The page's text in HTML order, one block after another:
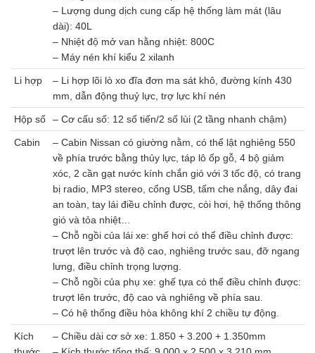
– Lượng dung dịch cung cấp hệ thống làm mát (lâu
dài): 40L
– Nhiệt độ mở van hằng nhiệt: 800C
– Máy nén khí kiểu 2 xilanh
Li hợp
– Li hợp lõi lò xo đĩa đơn ma sát khô, đường kính 430
mm, dẫn động thuỷ lực, trợ lực khí nén
Hộp số – Cơ cấu số: 12 số tiến/2 số lùi (2 tầng nhanh chậm)
Cabin
– Cabin Nissan có giường nằm, có thể lật nghiêng 550
về phía trước bằng thủy lực, táp lô ốp gỗ, 4 bộ giảm
xóc, 2 cần gạt nước kính chắn gió với 3 tốc độ, có trang
bị radio, MP3 stereo, cổng USB, tấm che nắng, dây đai
an toàn, tay lái điều chỉnh được, còi hơi, hệ thống thông
gió và tỏa nhiệt…
– Chỗ ngồi của lái xe: ghế hơi có thể điều chỉnh được:
trượt lên trước và độ cao, nghiêng trước sau, đỡ ngang
lưng, điều chỉnh trọng lượng.
– Chỗ ngồi của phụ xe: ghế tựa có thể điều chỉnh được:
trượt lên trước, độ cao và nghiêng về phía sau.
– Có hệ thống điều hòa không khí 2 chiều tự động.
Kích
– Chiều dài cơ sở xe: 1.850 + 3.200 + 1.350mm